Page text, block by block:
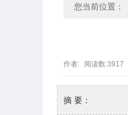
您当前位置：
作者: 阅读数:3917
摘 要：